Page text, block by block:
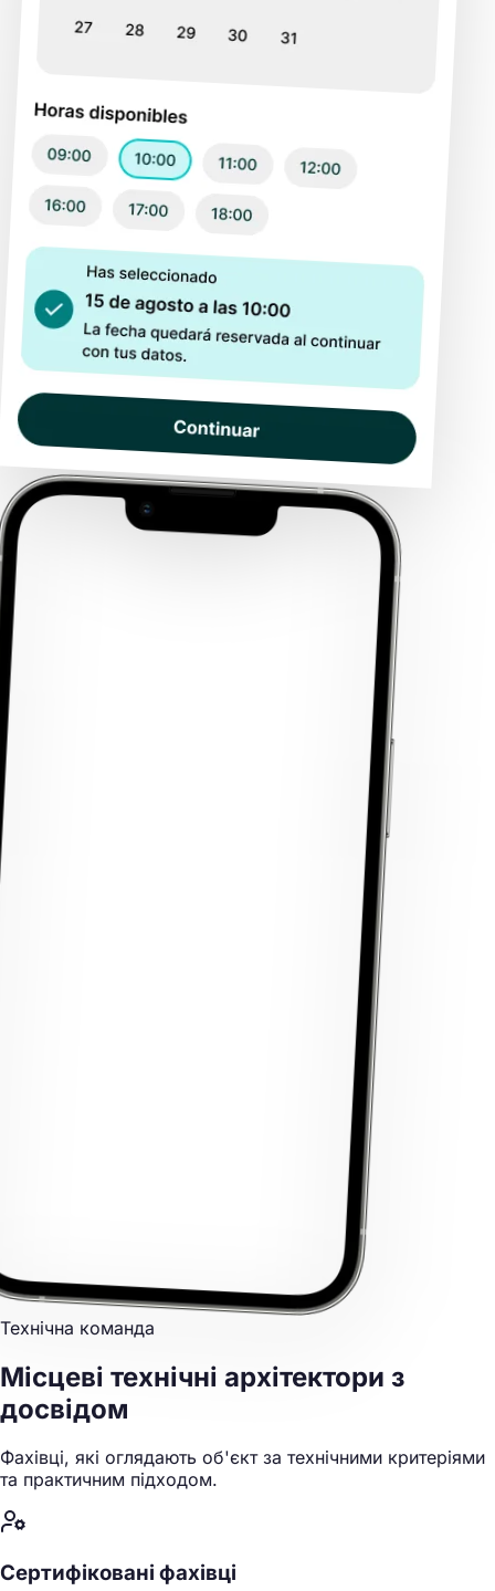
Технічна команда
Місцеві технічні архітектори з
досвідом
Фахівці, які оглядають об'єкт за технічними критеріями
та практичним підходом.
Сертифіковані фахівці